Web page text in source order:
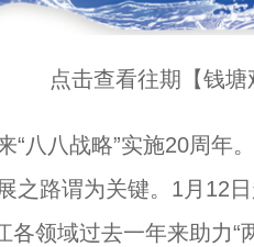
点击查看往期【钱
八八战略”实施20周年
之路谓为关键。1月12
各领域过去一年来助力“